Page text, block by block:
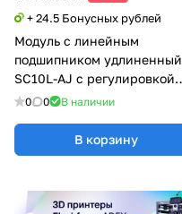
+ 24.5 Бонусных рублей
Модуль с линейным
подшипником удлиненный
SC10L-AJ с регулировкой
натяга
0 0 В наличии
В корзину